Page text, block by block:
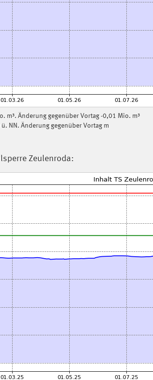
m³. Änderung gegenüber Vortag -0,01 Mio. m³
NN. Änderung gegenüber Vortag m
Zeulenroda: